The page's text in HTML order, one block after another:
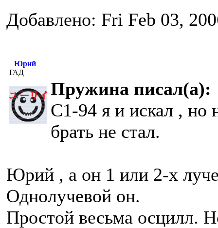
Добавлено: Fri Feb 03,
Юрий
ГАД
Пружина писал(а):
С1-94 я и искал , но
брать не стал.
Юрий , а он 1 или 2-х
Однолучевой он.
Простой весьма осцилл.